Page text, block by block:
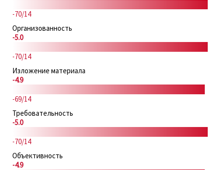
-70/14
Организованность
-5.0
-70/14
Изложение материала
-4.9
-69/14
Требовательность
-5.0
-70/14
Объективность
-4.9